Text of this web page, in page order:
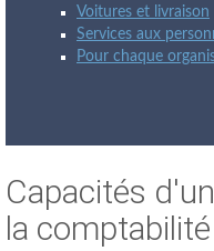
Voitures et livraison
Services aux
Pour chaque
Capacités
la